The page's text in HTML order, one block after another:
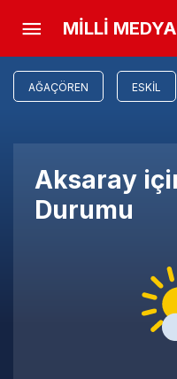
MİLLİ MEDYA
AĞAÇÖREN ESKIL
Aksaray
Durumu